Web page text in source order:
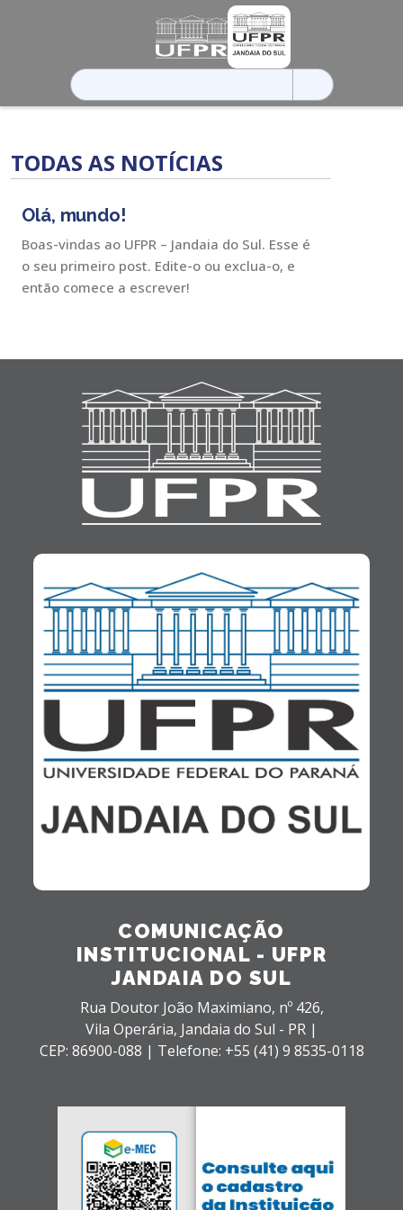
Pesquisar
por:
TODAS AS NOTÍCIAS
Olá, mundo!
Boas-vindas ao UFPR – Jandaia do Sul. Esse é
o seu primeiro post. Edite-o ou exclua-o, e
então comece a escrever!
COMUNICAÇÃO
INSTITUCIONAL - UFPR
JANDAIA DO SUL
Rua Doutor João Maximiano, nº 426,
Vila Operária, Jandaia do Sul - PR |
CEP: 86900-088 | Telefone: +55 (41) 9 8535-0118